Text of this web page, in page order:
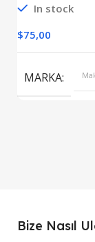
In stock
$75,00
MARKA
Bize Nasıl